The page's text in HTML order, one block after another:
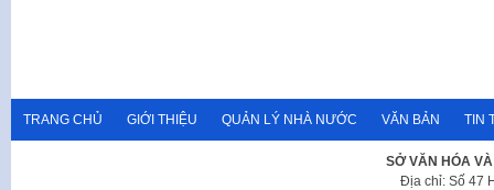
TRANG CHỦ GIỚI THIỆU QUẢN LÝ NHÀ NƯỚC VĂN BẢN TIN
SỞ VĂN HÓA
Địa chỉ: Số 47